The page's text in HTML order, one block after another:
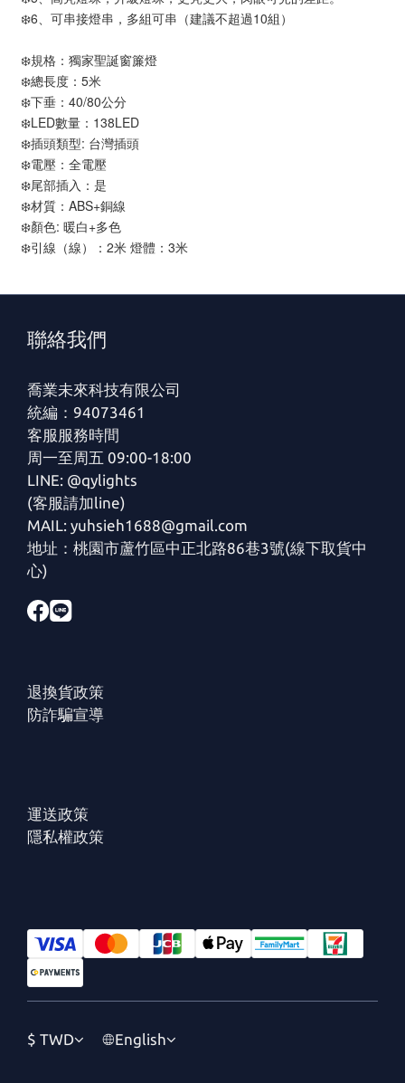
❄️6、可串接燈串，多組可串（建議不超過10組）
❄️規格：獨家聖誕窗簾燈
❄️總長度：5米
❄️下垂：40/80公分
❄️LED數量：138LED
❄️插頭類型: 台灣插頭
❄️電壓：全電壓
❄️尾部插入：是
❄️材質：ABS+銅線
❄️顏色: 暖白+多色
❄️引線（線）：2米 燈體：3米
聯絡我們
喬業未來科技有限公司
統編：94073461
客服服務時間
周一至周五 09:00-18:00
LINE: @qylights
(客服請加line)
MAIL: yuhsieh1688@gmail.com
地址：桃園市蘆竹區中正北路86巷3號(線下取貨中
心)
退換貨政策
防詐騙宣導
運送政策
隱私權政策
$ TWD English